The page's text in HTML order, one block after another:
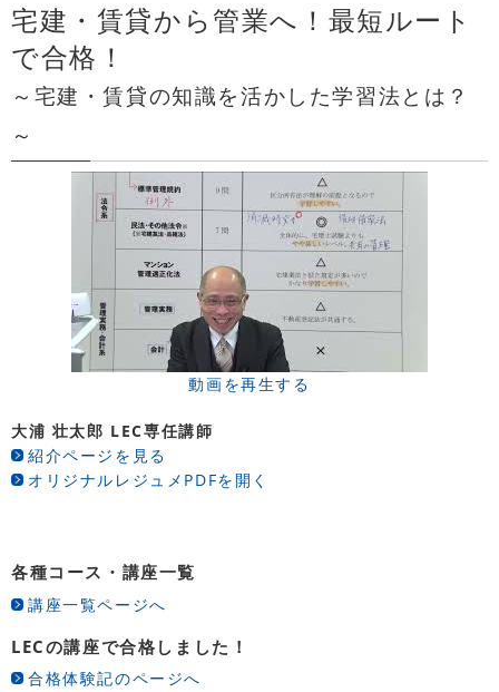
宅建・賃貸から管業へ！最短ルート
で合格！
～宅建・賃貸の知識を活かした学習法とは？
～
動画を再生する
大浦 壮太郎 LEC専任講師
紹介ページを見る
オリジナルレジュメPDFを開く
各種コース・講座一覧
講座一覧ページへ
LECの講座で合格しました！
合格体験記のページへ